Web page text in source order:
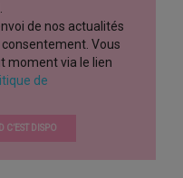
de nos actualités
Vous
moment via le lien
de
DISPO